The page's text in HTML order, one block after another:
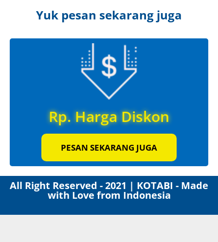
Yuk pesan sekarang juga
Rp. Harga Diskon
PESAN SEKARANG JUGA
All Right Reserved - 2021 | KOTABI - Made
with Love from Indonesia